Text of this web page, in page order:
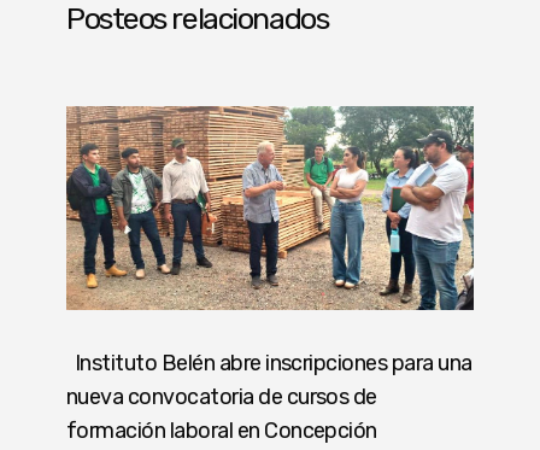
Posteos relacionados
Instituto Belén abre inscripciones para una
nueva convocatoria de cursos de
formación laboral en Concepción